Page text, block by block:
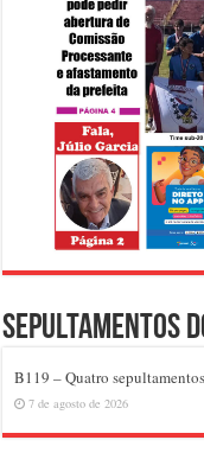
Sepultamentos
B119 – Quatro
7 de agosto de 2026